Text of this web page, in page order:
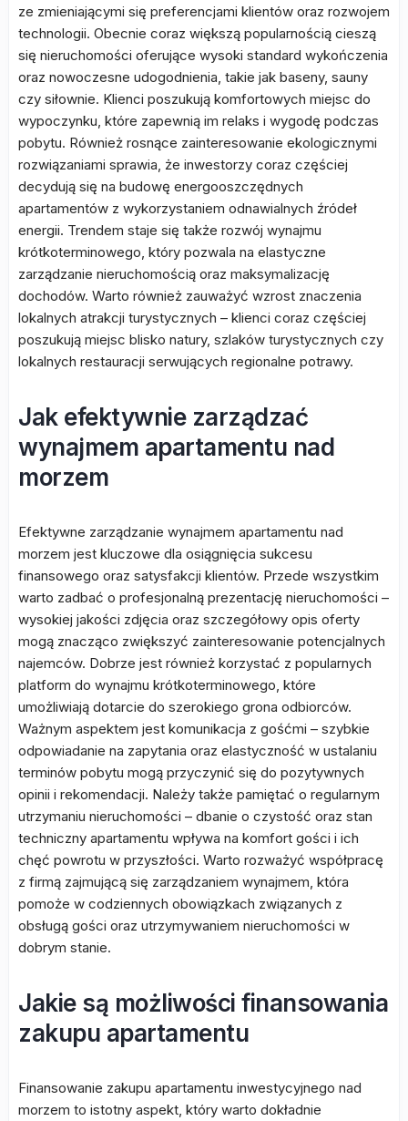
ze zmieniającymi się preferencjami klientów oraz rozwojem
technologii. Obecnie coraz większą popularnością cieszą
się nieruchomości oferujące wysoki standard wykończenia
oraz nowoczesne udogodnienia, takie jak baseny, sauny
czy siłownie. Klienci poszukują komfortowych miejsc do
wypoczynku, które zapewnią im relaks i wygodę podczas
pobytu. Również rosnące zainteresowanie ekologicznymi
rozwiązaniami sprawia, że inwestorzy coraz częściej
decydują się na budowę energooszczędnych
apartamentów z wykorzystaniem odnawialnych źródeł
energii. Trendem staje się także rozwój wynajmu
krótkoterminowego, który pozwala na elastyczne
zarządzanie nieruchomością oraz maksymalizację
dochodów. Warto również zauważyć wzrost znaczenia
lokalnych atrakcji turystycznych – klienci coraz częściej
poszukują miejsc blisko natury, szlaków turystycznych czy
lokalnych restauracji serwujących regionalne potrawy.
Jak efektywnie zarządzać
wynajmem apartamentu nad
morzem
Efektywne zarządzanie wynajmem apartamentu nad
morzem jest kluczowe dla osiągnięcia sukcesu
finansowego oraz satysfakcji klientów. Przede wszystkim
warto zadbać o profesjonalną prezentację nieruchomości –
wysokiej jakości zdjęcia oraz szczegółowy opis oferty
mogą znacząco zwiększyć zainteresowanie potencjalnych
najemców. Dobrze jest również korzystać z popularnych
platform do wynajmu krótkoterminowego, które
umożliwiają dotarcie do szerokiego grona odbiorców.
Ważnym aspektem jest komunikacja z gośćmi – szybkie
odpowiadanie na zapytania oraz elastyczność w ustalaniu
terminów pobytu mogą przyczynić się do pozytywnych
opinii i rekomendacji. Należy także pamiętać o regularnym
utrzymaniu nieruchomości – dbanie o czystość oraz stan
techniczny apartamentu wpływa na komfort gości i ich
chęć powrotu w przyszłości. Warto rozważyć współpracę
z firmą zajmującą się zarządzaniem wynajmem, która
pomoże w codziennych obowiązkach związanych z
obsługą gości oraz utrzymywaniem nieruchomości w
dobrym stanie.
Jakie są możliwości finansowania
zakupu apartamentu
Finansowanie zakupu apartamentu inwestycyjnego nad
morzem to istotny aspekt, który warto dokładnie